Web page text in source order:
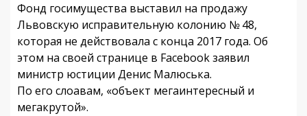
Фонд госимущества выставил на продажу
Львовскую исправительную колонию № 48,
которая не действовала с конца 2017 года. Об
этом на своей странице в Facebook заявил
министр юстиции Денис Малюська.
По его слоавам, «объект мегаинтересный и
мегакрутой».